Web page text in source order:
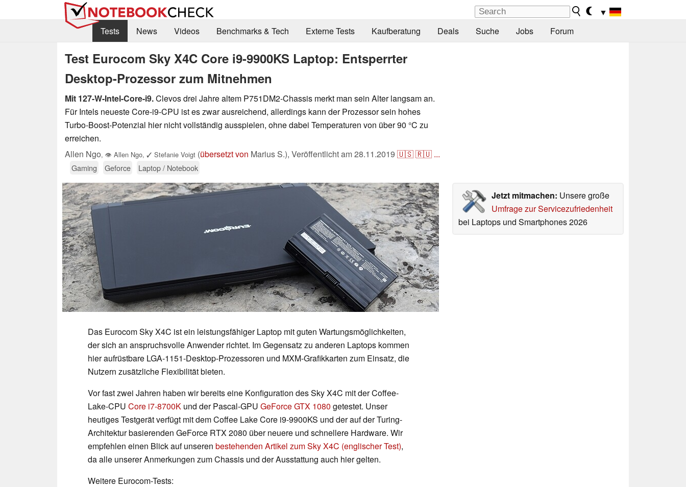
▼
Tests
News Videos Benchmarks & Tech Externe Tests Kaufberatung Deals Suche Jobs Forum
Test Eurocom Sky X4C Core i9-9900KS Laptop: Entsperrter
Desktop-Prozessor zum Mitnehmen
Mit 127-W-Intel-Core-i9.Clevos drei Jahre altem P751DM2-Chassis merkt man sein Alter langsam an.
Für Intels neueste Core-i9-CPU ist es zwar ausreichend, allerdings kann der Prozessor sein hohes
Turbo-Boost-Potenzial hier nicht vollständig ausspielen, ohne dabei Temperaturen von über 90 °C zu
erreichen.
Allen Ngo, 👁 Allen Ngo, ✓ Stefanie Voigt (übersetzt von Marius S.), Veröffentlicht am28.11.2019 🇺🇸🇷🇺 ...
Gaming Geforce Laptop / Notebook
Jetzt mitmachen: Unsere große
Umfrage zur Servicezufriedenheit
bei Laptops und Smartphones 2026
Das Eurocom Sky X4C ist ein leistungsfähiger Laptop mit guten Wartungsmöglichkeiten,
der sich an anspruchsvolle Anwender richtet. Im Gegensatz zu anderen Laptops kommen
hier aufrüstbare LGA-1151-Desktop-Prozessoren und MXM-Grafikkarten zum Einsatz, die
Nutzern zusätzliche Flexibilität bieten.
Vor fast zwei Jahren haben wir bereits eine Konfiguration des Sky X4C mit der Coffee-
Lake-CPU Core i7-8700K und der Pascal-GPU GeForce GTX 1080 getestet. Unser
heutiges Testgerät verfügt mit dem Coffee Lake Core i9-9900KS und der auf der Turing-
Architektur basierenden GeForce RTX 2080 über neuere und schnellere Hardware. Wir
empfehlen einen Blick auf unseren bestehenden Artikel zum Sky X4C (englischer Test),
da alle unserer Anmerkungen zum Chassis und der Ausstattung auch hier gelten.
Weitere Eurocom-Tests: